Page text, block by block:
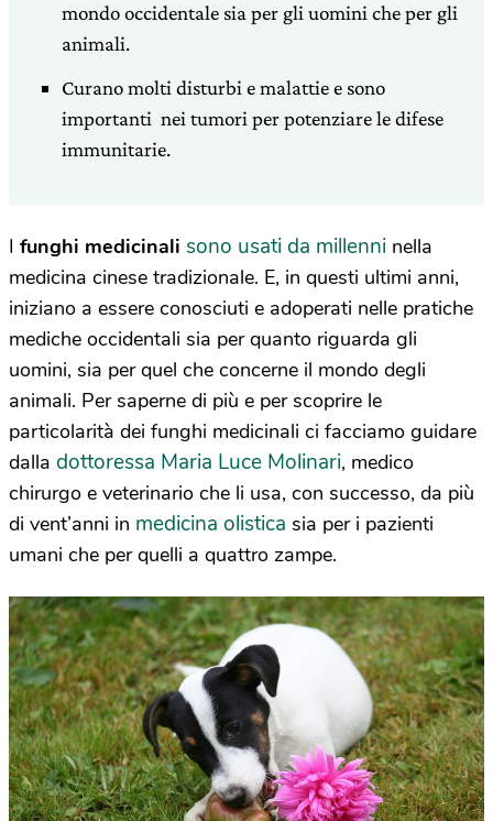
mondo occidentale sia per gli uomini che per gli
animali.
Curano molti disturbi e malattie e sono
importanti nei tumori per potenziare le difese
immunitarie.
I funghi medicinali sono usati da millenni nella
medicina cinese tradizionale. E, in questi ultimi anni,
iniziano a essere conosciuti e adoperati nelle pratiche
mediche occidentali sia per quanto riguarda gli
uomini, sia per quel che concerne il mondo degli
animali. Per saperne di più e per scoprire le
particolarità dei funghi medicinali ci facciamo guidare
dalla dottoressa Maria Luce Molinari, medico
chirurgo e veterinario che li usa, con successo, da più
di vent’anni in medicina olistica sia per i pazienti
umani che per quelli a quattro zampe.